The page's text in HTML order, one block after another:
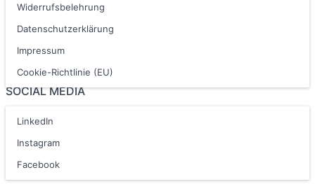
Widerrufsbelehrung
Datenschutzerklärung
Impressum
Cookie-Richtlinie (EU)
SOCIAL MEDIA
LinkedIn
Instagram
Facebook